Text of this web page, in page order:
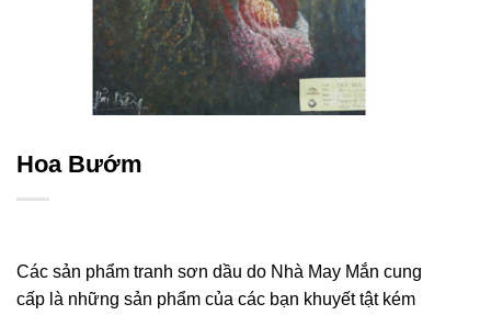
Hoa Bướm
Các sản phẩm tranh sơn dầu do Nhà May Mắn cung
cấp là những sản phẩm của các bạn khuyết tật kém